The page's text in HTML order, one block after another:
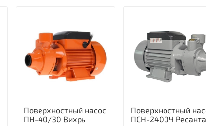
Поверхностный насос
ПН-40/30 Вихрь
Поверхностный
ПСН-2400Ч Ресанта